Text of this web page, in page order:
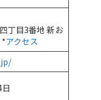
賞
発における表彰
丁目3番地 新お
*アクセス
日